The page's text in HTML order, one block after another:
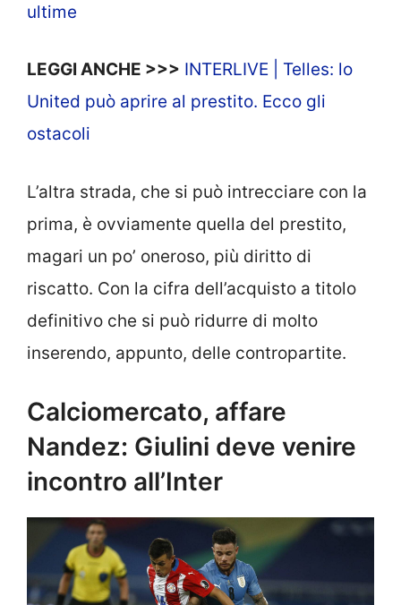
ultime
LEGGI ANCHE >>> INTERLIVE | Telles: lo
United può aprire al prestito. Ecco gli
ostacoli
L’altra strada, che si può intrecciare con la
prima, è ovviamente quella del prestito,
magari un po’ oneroso, più diritto di
riscatto. Con la cifra dell’acquisto a titolo
definitivo che si può ridurre di molto
inserendo, appunto, delle contropartite.
Calciomercato, affare
Nandez: Giulini deve venire
incontro all’Inter